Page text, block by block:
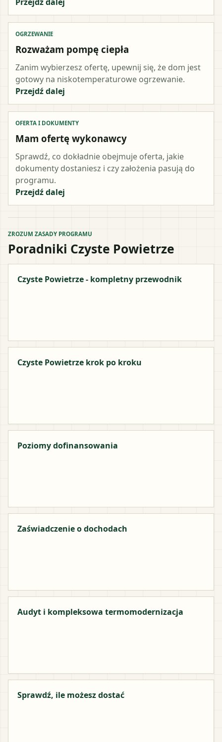
OGRZEWANIE
Rozważam pompę ciepła
Zanim wybierzesz ofertę, upewnij się, że dom jest
gotowy na niskotemperaturowe ogrzewanie.
Przejdź dalej
OFERTA I DOKUMENTY
Mam ofertę wykonawcy
Sprawdź, co dokładnie obejmuje oferta, jakie
dokumenty dostaniesz i czy założenia pasują do
programu.
Przejdź dalej
ZROZUM ZASADY PROGRAMU
Poradniki Czyste Powietrze
Czyste Powietrze - kompletny przewodnik
Czyste Powietrze krok po kroku
Poziomy dofinansowania
Zaświadczenie o dochodach
Audyt i kompleksowa termomodernizacja
Sprawdź, ile możesz dostać